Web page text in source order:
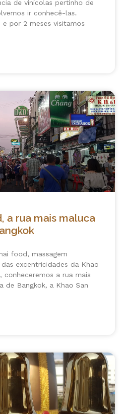
de vinícolas pertinho de
ir conhecê-las.
e por 2 meses visitamos
a rua mais maluca
food, massagem
excentricidades da Khao
a rua mais
de Bangkok, a Khao San